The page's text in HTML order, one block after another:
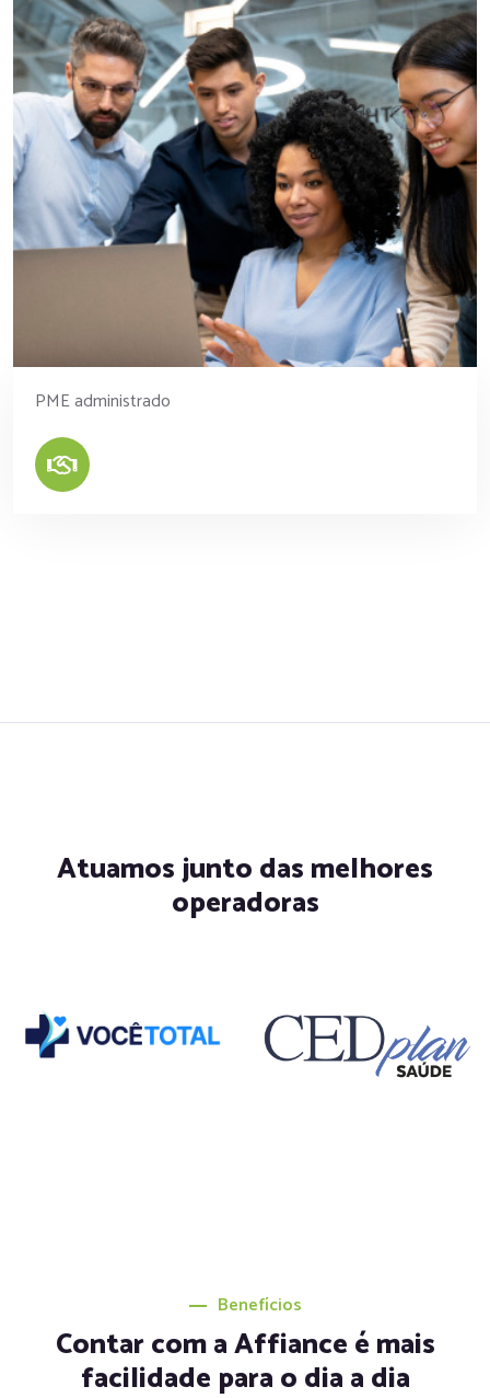
PME administrado
Atuamos junto das melhores
operadoras
Benefícios
Contar com a Affiance é mais
facilidade para o dia a dia